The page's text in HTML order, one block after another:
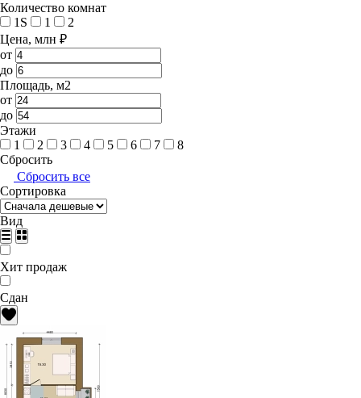
Количество комнат
1S
1
2
Цена, млн ₽
от
до
Площадь, м2
от
до
Этажи
1
2 3 4 5 6 7
8
Сбросить
Сбросить все
Сортировка
Вид
Хит продаж
Сдан